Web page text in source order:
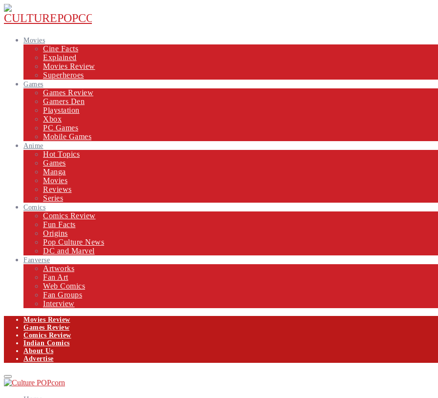
Movies
Cine Facts
Explained
Movies Review
Superheroes
Games
Games Review
Gamers Den
Playstation
Xbox
PC Games
Mobile Games
Anime
Hot Topics
Games
Manga
Movies
Reviews
Series
Comics
Comics Review
Fun Facts
Origins
Pop Culture News
DC and Marvel
Fanverse
Artworks
Fan Art
Web Comics
Fan Groups
Interview
Movies Review
Games Review
Comics Review
Indian Comics
About Us
Advertise
Facebook
Twitter
Instagram
Email
Primary
Menu